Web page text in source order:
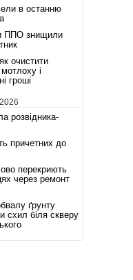
в останню
ППО знищили
очистити
і
гроші
розвідника-
причетних до
перекриють
через ремонт
ґрунту
схил біля скверу